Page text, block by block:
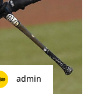
admin